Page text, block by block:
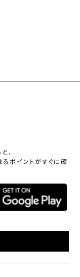
、
ポイントがすぐに確